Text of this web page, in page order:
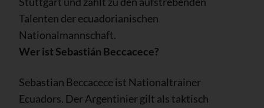
Talenten der ecuadorianischen
Nationalmannschaft.
Wer ist Sebastián Beccacece?
Sebastian Beccacece ist Nationaltrainer
Ecuadors. Der Argentinier gilt als taktisch